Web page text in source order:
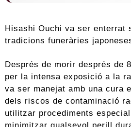
Hisashi Ouchi va ser enterrat
tradicions funeràries
Després de morir després de
per la intensa exposició a la
va ser manejat amb una cura
dels riscos de contaminació
utilitzar procediments